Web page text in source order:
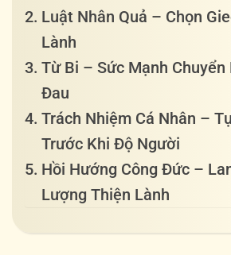
Luật Nhân Quả – Chọn
Lành
Từ Bi – Sức Mạnh Chuyển
Đau
Trách Nhiệm Cá Nhân –
Trước Khi Độ Người
Hồi Hướng Công Đức –
Lượng Thiện Lành